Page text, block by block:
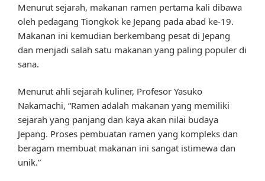
Menurut sejarah, makanan ramen pertama kali dibawa
oleh pedagang Tiongkok ke Jepang pada abad ke-19.
Makanan ini kemudian berkembang pesat di Jepang
dan menjadi salah satu makanan yang paling populer di
sana.
Menurut ahli sejarah kuliner, Profesor Yasuko
Nakamachi, “Ramen adalah makanan yang memiliki
sejarah yang panjang dan kaya akan nilai budaya
Jepang. Proses pembuatan ramen yang kompleks dan
beragam membuat makanan ini sangat istimewa dan
unik.”